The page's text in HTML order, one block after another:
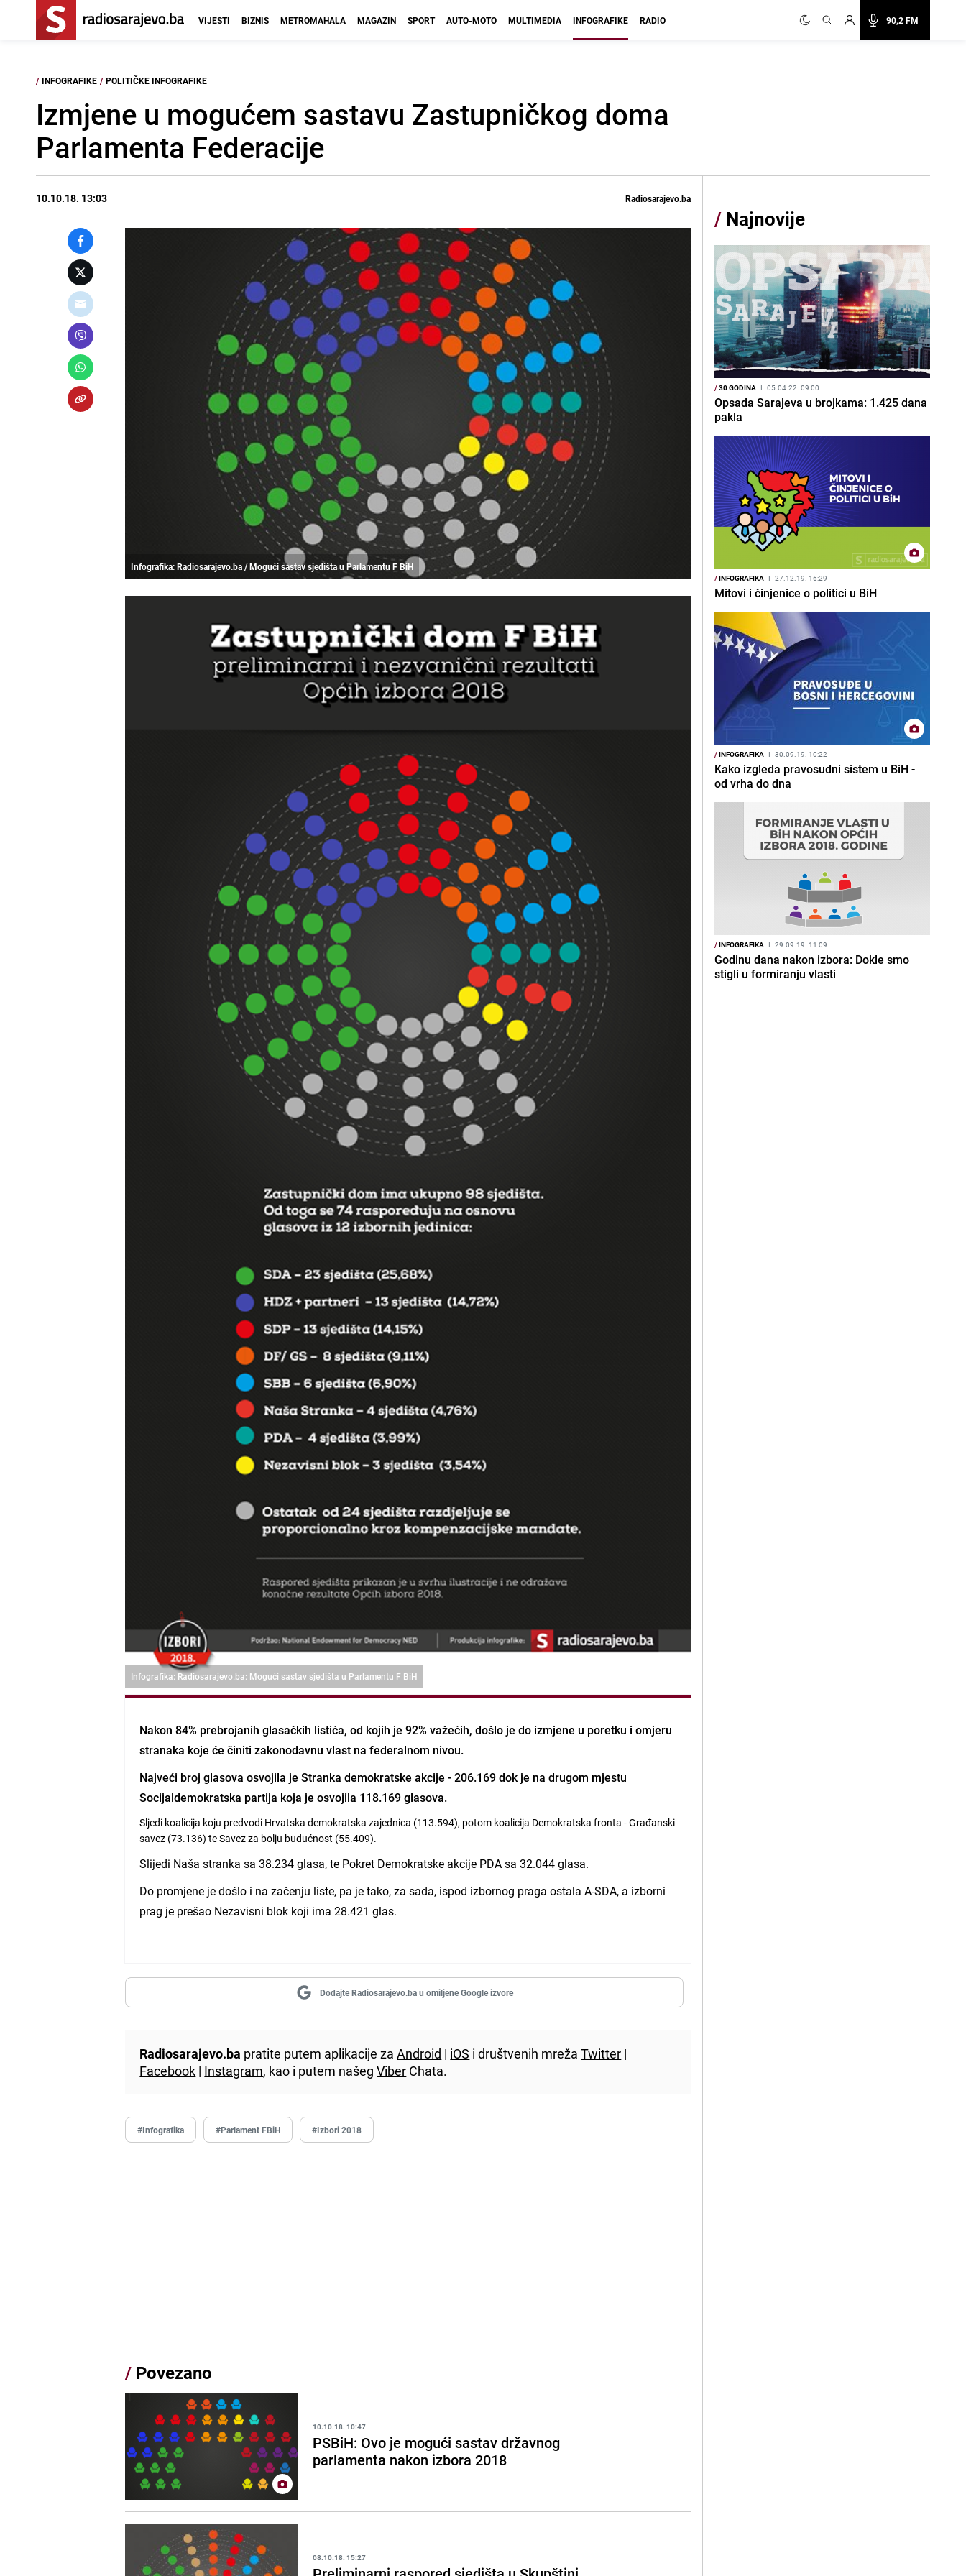
90,2 FM
VIJESTI BIZNIS METROMAHALA MAGAZIN SPORT AUTO-MOTO MULTIMEDIA INFOGRAFIKE RADIO
/ INFOGRAFIKE / POLITIČKE INFOGRAFIKE
Izmjene u mogućem sastavu Zastupničkog doma
Parlamenta Federacije
10.10.18. 13:03 Radiosarajevo.ba
Infografika: Radiosarajevo.ba / Mogući sastav sjedišta u Parlamentu F BiH
Infografika: Radiosarajevo.ba: Mogući sastav sjedišta u Parlamentu F BiH
Nakon 84% prebrojanih glasačkih listića, od kojih je 92% važećih, došlo je do izmjene u poretku i omjeru
stranaka koje će činiti zakonodavnu vlast na federalnom nivou.
Najveći broj glasova osvojila je Stranka demokratske akcije - 206.169 dok je na drugom mjestu
Socijaldemokratska partija koja je osvojila 118.169 glasova.
Sljedi koalicija koju predvodi Hrvatska demokratska zajednica (113.594), potom koalicija Demokratska fronta - Građanski
savez (73.136) te Savez za bolju budućnost (55.409).
Slijedi Naša stranka sa 38.234 glasa, te Pokret Demokratske akcije PDA sa 32.044 glasa.
Do promjene je došlo i na začenju liste, pa je tako, za sada, ispod izbornog praga ostala A-SDA, a izborni
prag je prešao Nezavisni blok koji ima 28.421 glas.
Dodajte Radiosarajevo.ba u omiljene Google izvore
Radiosarajevo.ba pratite putem aplikacije zaAndroid | iOS i društvenih mrežaTwitter |
Facebook | Instagram, kao i putem našegViber Chata.
#Infografika #Parlament FBiH #Izbori 2018
/ Povezano
10.10.18. 10:47
PSBiH: Ovo je mogući sastav državnog
parlamenta nakon izbora 2018
08.10.18. 15:27
/ Najnovije
/30 GODINA I 05.04.22. 09:00
Opsada Sarajeva u brojkama: 1.425 dana
pakla
/INFOGRAFIKA I 27.12.19. 16:29
Mitovi i činjenice o politici u BiH
/INFOGRAFIKA I 30.09.19. 10:22
Kako izgleda pravosudni sistem u BiH -
od vrha do dna
/INFOGRAFIKA I 29.09.19. 11:09
Godinu dana nakon izbora: Dokle smo
stigli u formiranju vlasti